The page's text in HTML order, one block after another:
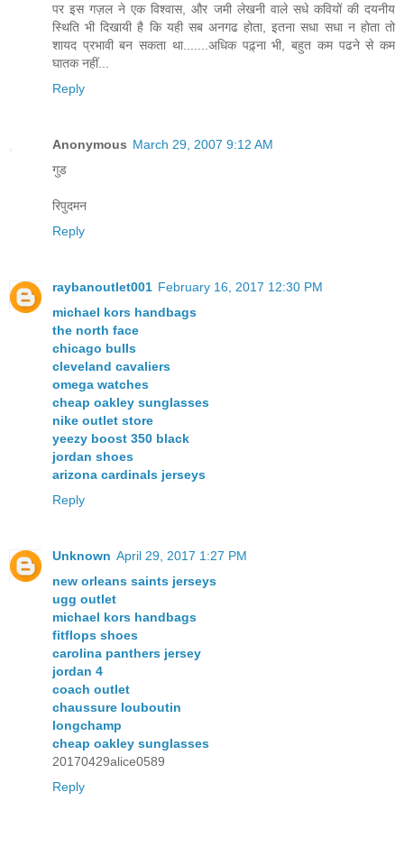
पर इस गज़ल ने एक विश्वास, और जमी लेखनी वाले सधे कवियों की दयनीय
स्थिति भी दिखायी है कि यही सब अनगढ होता, इतना सधा सधा न होता तो
शायद प्रभावी बन सकता था.......अधिक पढ़्ना भी, बहुत कम पढने से कम
घातक नहीं...
Reply
Anonymous March 29, 2007 9:12 AM
गुड
रिपुदमन
Reply
raybanoutlet001 February 16, 2017 12:30 PM
michael kors handbags
the north face
chicago bulls
cleveland cavaliers
omega watches
cheap oakley sunglasses
nike outlet store
yeezy boost 350 black
jordan shoes
arizona cardinals jerseys
Reply
Unknown April 29, 2017 1:27 PM
new orleans saints jerseys
ugg outlet
michael kors handbags
fitflops shoes
carolina panthers jersey
jordan 4
coach outlet
chaussure louboutin
longchamp
cheap oakley sunglasses
20170429alice0589
Reply